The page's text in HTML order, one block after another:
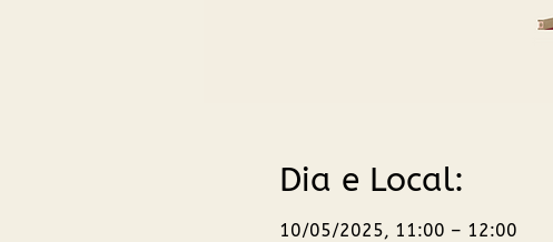
Dia e Local:
10/05/2025, 11:00 – 12:00